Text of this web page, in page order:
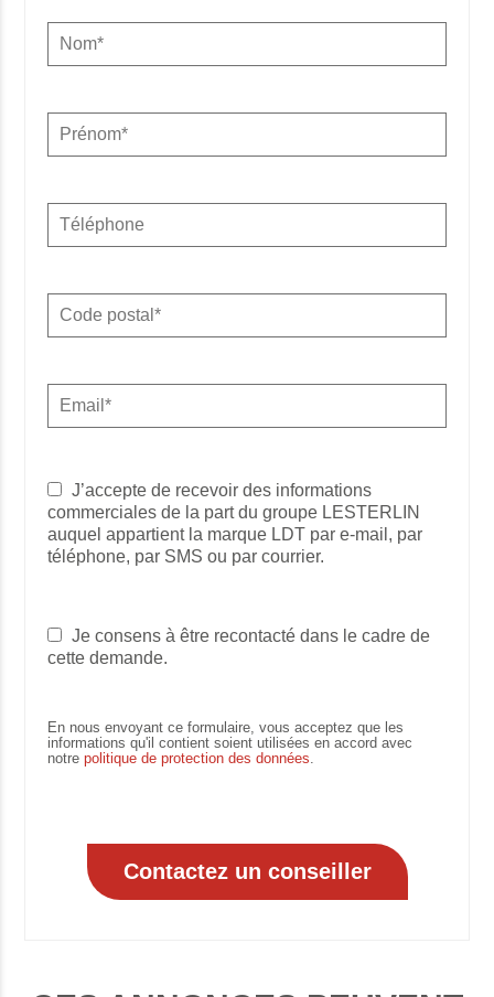
J’accepte de recevoir des informations
commerciales de la part du groupe LESTERLIN
auquel appartient la marque LDT par e-mail, par
téléphone, par SMS ou par courrier.
Je consens à être recontacté dans le cadre de
cette demande.
En nous envoyant ce formulaire, vous acceptez que les
informations qu'il contient soient utilisées en accord avec
notrepolitique de protection des données.